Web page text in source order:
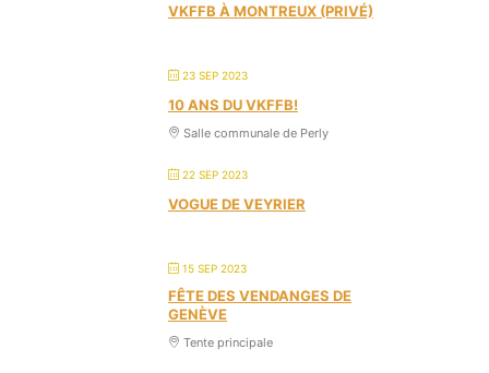
VKFFB À MONTREUX (PRIVÉ)
23 SEP 2023
10 ANS DU VKFFB!
Salle communale de Perly
22 SEP 2023
VOGUE DE VEYRIER
15 SEP 2023
FÊTE DES VENDANGES DE
GENÈVE
Tente principale